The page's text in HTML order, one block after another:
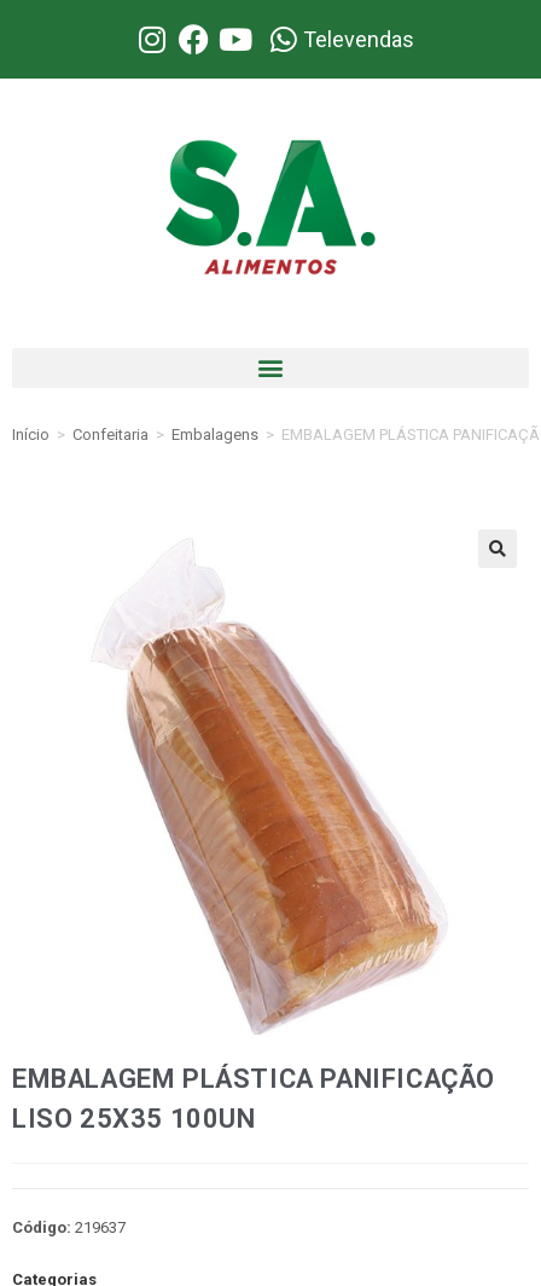
Televendas
Início > Confeitaria > Embalagens > EMBALAGEM PLÁSTICA
EMBALAGEM PLÁSTICA PANIFICAÇÃO
LISO 25X35 100UN
Código: 219637
Categorias